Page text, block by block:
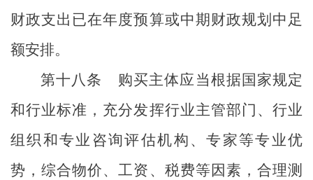
财政支出已在年度预算或中期财政规划中足
额安排。
第十八条
购买主体应当根据国家规定
和行业标准，充分发挥行业主管部门、行业
组织和专业咨询评估机构、专家等专业优
势，综合物价、工资、税费等因素，合理测